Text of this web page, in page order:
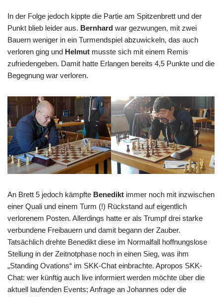
In der Folge jedoch kippte die Partie am Spitzenbrett und der
Punkt blieb leider aus. Bernhard war gezwungen, mit zwei
Bauern weniger in ein Turmendspiel abzuwickeln, das auch
verloren ging und Helmut musste sich mit einem Remis
zufriedengeben. Damit hatte Erlangen bereits 4,5 Punkte und die
Begegnung war verloren.
An Brett 5 jedoch kämpfte Benedikt immer noch mit inzwischen
einer Quali und einem Turm (!) Rückstand auf eigentlich
verlorenem Posten. Allerdings hatte er als Trumpf drei starke
verbundene Freibauern und damit begann der Zauber.
Tatsächlich drehte Benedikt diese im Normalfall hoffnungslose
Stellung in der Zeitnotphase noch in einen Sieg, was ihm
„Standing Ovations“ im SKK-Chat einbrachte. Apropos SKK-
Chat: wer künftig auch live informiert werden möchte über die
aktuell laufenden Events; Anfrage an Johannes oder die